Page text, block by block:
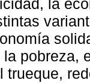
la
la pobreza,
trueque,